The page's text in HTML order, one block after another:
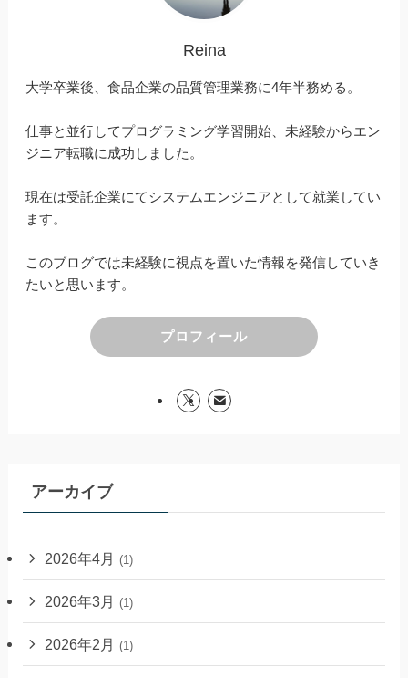
Reina
大学卒業後、食品企業の品質管理業務に4年半務める。
仕事と並行してプログラミング学習開始、未経験からエン
ジニア転職に成功しました。
現在は受託企業にてシステムエンジニアとして就業してい
ます。
このブログでは未経験に視点を置いた情報を発信していき
たいと思います。
プロフィール
アーカイブ
2026年4月 (1)
2026年3月 (1)
2026年2月 (1)